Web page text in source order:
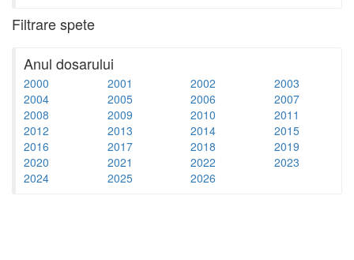
Filtrare spete
Anul dosarului
2000 2001 2002
2003
2004
2005 2006
2007
2008
2009 2010
2011
2012
2013 2014
2015
2016
2017 2018
2019
2020
2021 2022
2023
2024
2025 2026